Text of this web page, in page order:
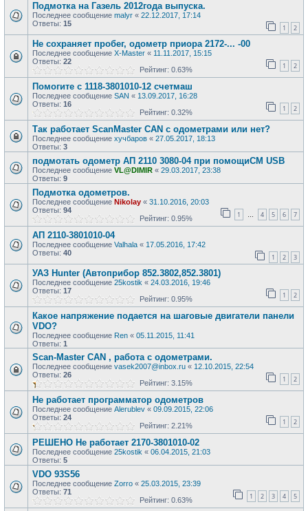
Подмотка на Газель 2012года выпуска.
Последнее сообщение malyr « 22.12.2017, 17:14
Ответы: 15 1 2
Не сохраняет пробег, одометр приора 2172-... -00
Последнее сообщение X-Master « 11.11.2017, 15:15
Ответы: 22 1 2
Рейтинг: 0.63%
Помогите с 1118-3801010-12 счетмаш
Последнее сообщение SAN « 13.09.2017, 16:28
Ответы: 16 1 2
Рейтинг: 0.32%
Так работает ScanMaster CAN с одометрами или нет?
Последнее сообщение хучбаров « 27.05.2017, 18:13
Ответы: 3
подмотать одометр АП 2110 3080-04 при помощиСМ USB
Последнее сообщение VL@DIMIR « 29.03.2017, 23:38
Ответы: 9
Подмотка одометров.
Последнее сообщение Nikolay « 31.10.2016, 20:03
Ответы: 94 1 … 4 5 6 7
Рейтинг: 0.95%
АП 2110-3801010-04
Последнее сообщение Valhala « 17.05.2016, 17:42
Ответы: 40 1 2 3
УАЗ Hunter (Автоприбор 852.3802,852.3801)
Последнее сообщение 25kostik « 24.03.2016, 19:46
Ответы: 17 1 2
Рейтинг: 0.95%
Какое напряжение подается на шаговые двигатели панели
VDO?
Последнее сообщение Ren « 05.11.2015, 11:41
Ответы: 1
Scan-Master CAN , работа с одометрами.
Последнее сообщение vasek2007@inbox.ru « 12.10.2015, 22:54
Ответы: 26 1 2
Рейтинг: 3.15%
Не работает программатор одометров
Последнее сообщение Alerublev « 09.09.2015, 22:06
Ответы: 24 1 2
Рейтинг: 2.21%
РЕШЕНО Не работает 2170-3801010-02
Последнее сообщение 25kostik « 06.04.2015, 21:03
Ответы: 5
VDO 93S56
Последнее сообщение Zorro « 25.03.2015, 23:39
Ответы: 71 1 2 3 4 5
Рейтинг: 0.63%